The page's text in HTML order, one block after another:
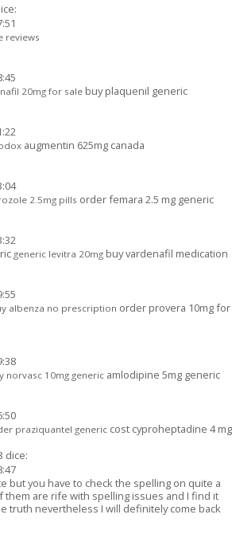
reviews
20mg for sale buy plaquenil generic
augmentin 625mg canada
2.5mg pills order femara 2.5 mg generic
generic levitra 20mg buy vardenafil medication
albenza no prescription order provera 10mg for
norvasc 10mg generic amlodipine 5mg generic
praziquantel generic cost cyproheptadine 4 mg
dice:
but you have to check the spelling on quite a
them are rife with spelling issues and I find it
truth nevertheless I will definitely come back